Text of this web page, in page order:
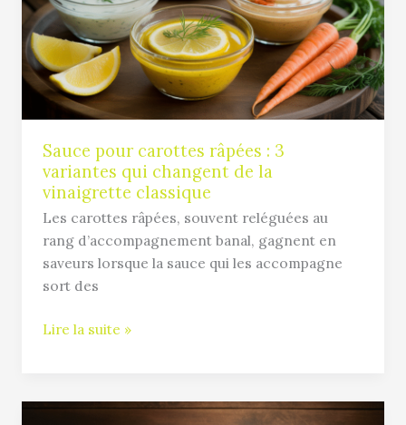
Sauce pour carottes râpées : 3
variantes qui changent de la
vinaigrette classique
Les carottes râpées, souvent reléguées au
rang d’accompagnement banal, gagnent en
saveurs lorsque la sauce qui les accompagne
sort des
:
3
variantes
qui
changent
la
vinaigrette
classique
Lire la suite »
Moule